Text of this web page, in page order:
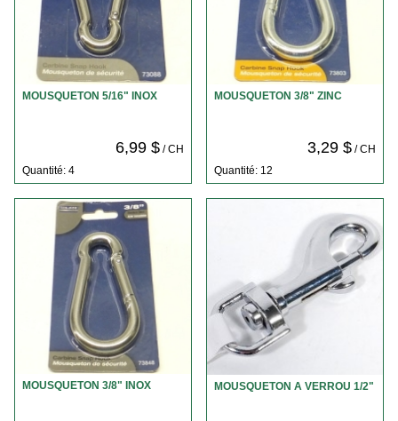
MOUSQUETON 5/16" INOX
6,99 $/ CH
Quantité: 4
MOUSQUETON 3/8" ZINC
3,29 $/ CH
Quantité: 12
MOUSQUETON 3/8" INOX MOUSQUETON A VERROU 1/2"